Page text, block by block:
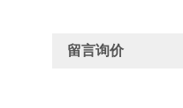
留言询价